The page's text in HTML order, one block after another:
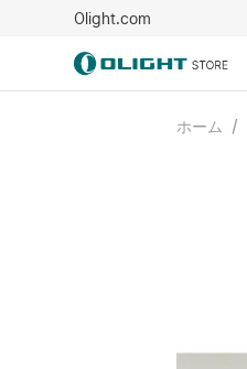
Olight.com
ホーム /